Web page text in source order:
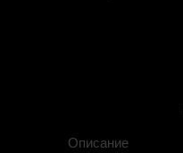
Описание